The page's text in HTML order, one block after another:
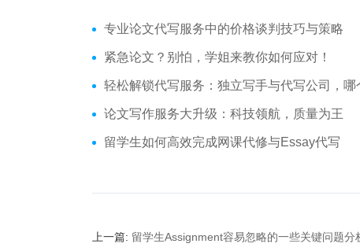
专业论文代写服务中的价格谈判技巧与策略
紧急论文？别怕，学姐来教你如何应对！
轻松解锁代写服务：独立写手与代写公司，哪个更适合你
论文写作服务大升级：科技领航，质量为王
留学生如何高效完成网课代修与Essay代写
上一篇: 留学生Assignment容易忽略的一些关键问题分